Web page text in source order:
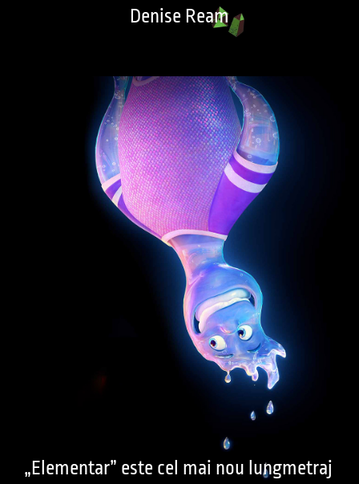
Denise Ream
„Elementar” este cel mai nou lungmetraj